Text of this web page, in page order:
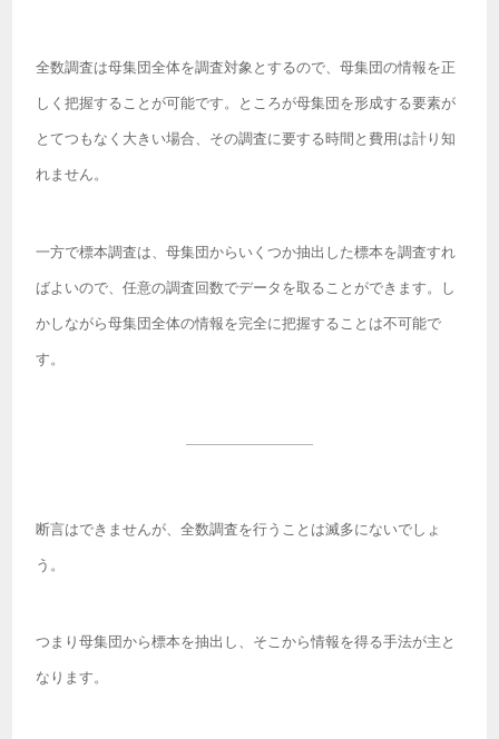
全数調査は母集団全体を調査対象とするので、母集団の情報を正
しく把握することが可能です。ところが母集団を形成する要素が
とてつもなく大きい場合、その調査に要する時間と費用は計り知
れません。
一方で標本調査は、母集団からいくつか抽出した標本を調査すれ
ばよいので、任意の調査回数でデータを取ることができます。し
かしながら母集団全体の情報を完全に把握することは不可能で
す。
断言はできませんが、全数調査を行うことは滅多にないでしょ
う。
つまり母集団から標本を抽出し、そこから情報を得る手法が主と
なります。